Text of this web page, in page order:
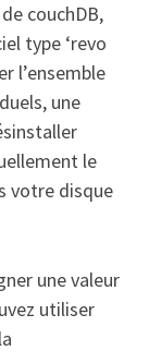
couchDB,
type ‘revo
l’ensemble
une
le
votre disque
une valeur
utiliser